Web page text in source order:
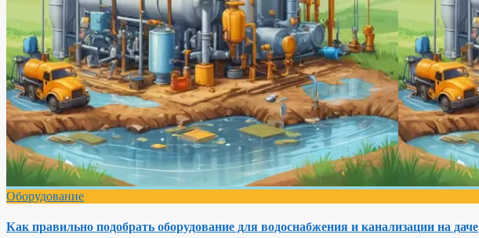
Оборудование
Как правильно подобрать оборудование для водоснабжения и канализации на даче